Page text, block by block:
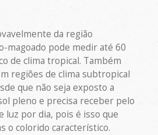
da região
magoado pode medir até 60
de clima tropical. Também
regiões de clima subtropical
que não seja exposto a
pleno e precisa receber pelo
luz por dia, pois é isso que
o colorido característico.